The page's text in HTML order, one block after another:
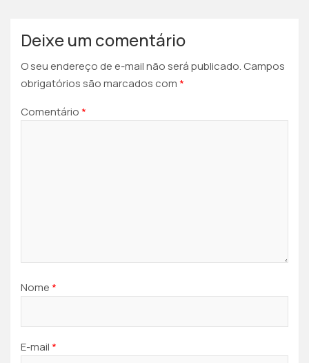
Deixe um comentário
O seu endereço de e-mail não será publicado. Campos
obrigatórios são marcados com *
Comentário *
Nome *
E-mail *